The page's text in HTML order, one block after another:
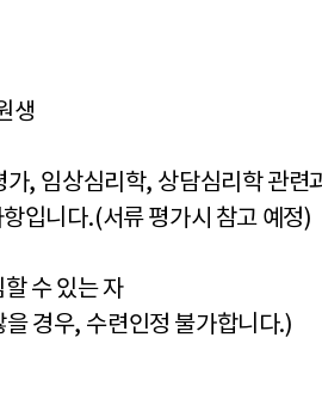
생
가, 임상심리학, 상담심리학 관련
입니다.(서류 평가시 참고 예정)
수 있는 자
을 경우, 수련인정 불가합니다.)